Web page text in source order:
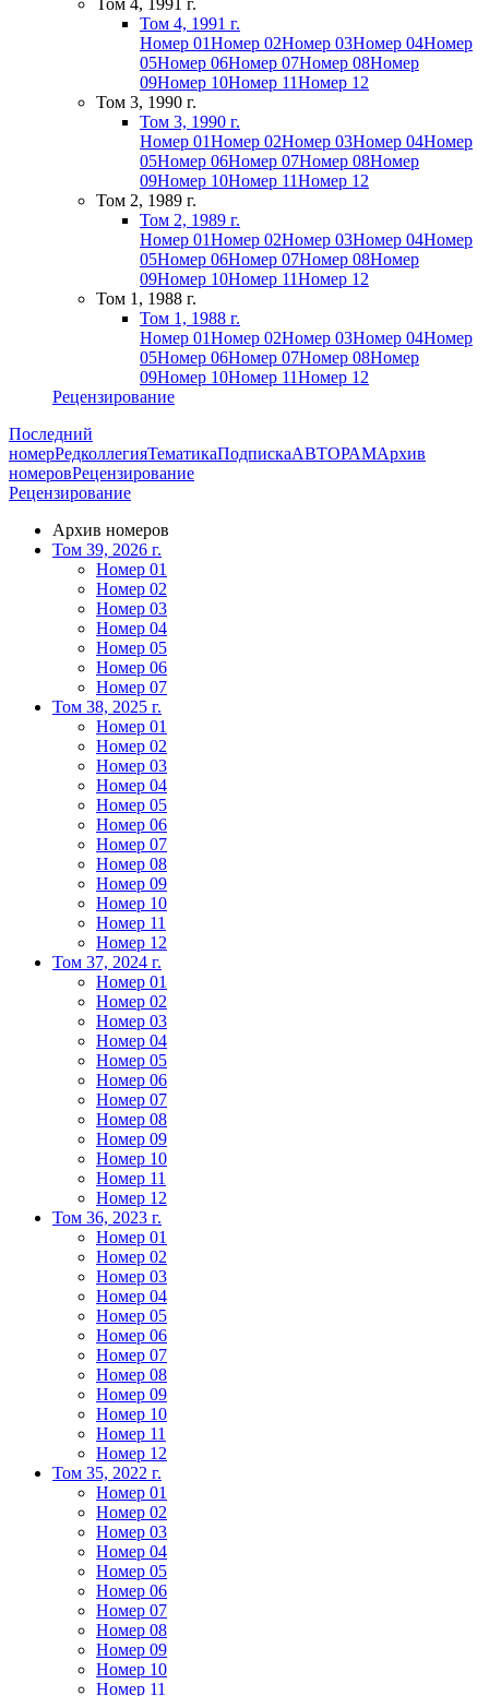
Том 4, 1991 г.
Том 4, 1991 г.
Номер 01Номер 02Номер 03Номер 04Номер
05Номер 06Номер 07Номер 08Номер
09Номер 10Номер 11Номер 12
Том 3, 1990 г.
Том 3, 1990 г.
Номер 01Номер 02Номер 03Номер 04Номер
05Номер 06Номер 07Номер 08Номер
09Номер 10Номер 11Номер 12
Том 2, 1989 г.
Том 2, 1989 г.
Номер 01Номер 02Номер 03Номер 04Номер
05Номер 06Номер 07Номер 08Номер
09Номер 10Номер 11Номер 12
Том 1, 1988 г.
Том 1, 1988 г.
Номер 01Номер 02Номер 03Номер 04Номер
05Номер 06Номер 07Номер 08Номер
09Номер 10Номер 11Номер 12
Рецензирование
Последний
номерРедколлегияТематикаПодпискаАВТОРАМАрхив
номеровРецензирование
Рецензирование
Архив номеров
Том 39, 2026 г.
Номер 01
Номер 02
Номер 03
Номер 04
Номер 05
Номер 06
Номер 07
Том 38, 2025 г.
Номер 01
Номер 02
Номер 03
Номер 04
Номер 05
Номер 06
Номер 07
Номер 08
Номер 09
Номер 10
Номер 11
Номер 12
Том 37, 2024 г.
Номер 01
Номер 02
Номер 03
Номер 04
Номер 05
Номер 06
Номер 07
Номер 08
Номер 09
Номер 10
Номер 11
Номер 12
Том 36, 2023 г.
Номер 01
Номер 02
Номер 03
Номер 04
Номер 05
Номер 06
Номер 07
Номер 08
Номер 09
Номер 10
Номер 11
Номер 12
Том 35, 2022 г.
Номер 01
Номер 02
Номер 03
Номер 04
Номер 05
Номер 06
Номер 07
Номер 08
Номер 09
Номер 10
Номер 11